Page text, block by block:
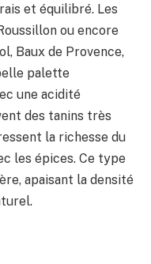
et équilibré. Les
ou encore
Baux de Provence,
palette
une acidité
des tanins très
la richesse du
les épices. Ce type
apaisant la densité